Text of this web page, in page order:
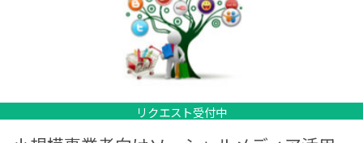
リクエスト受付中
リクエスト受付中